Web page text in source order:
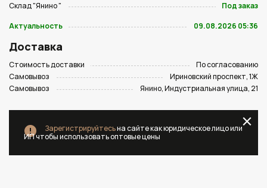
Склад "Янино "
Под заказ
Актуальность
09.08.2026 05:36
Доставка
Стоимость доставки
По согласованию
Самовывоз
Ириновский проспект, 1Ж
Самовывоз
Янино, Индустриальная улица, 21
Зарегистрируйтесьна сайте как юридическое лицо или
ИП чтобы использовать оптовые цены